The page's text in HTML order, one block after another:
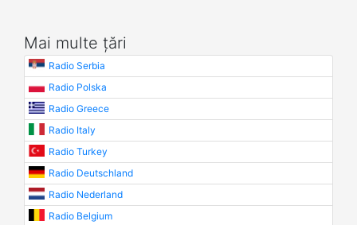
Mai multe țări
Radio Serbia
Radio Polska
Radio Greece
Radio Italy
Radio Turkey
Radio Deutschland
Radio Nederland
Radio Belgium